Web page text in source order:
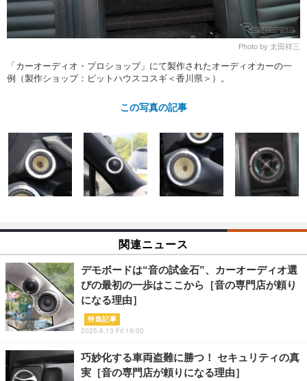
フィルム・ラッピング
ストップ 不具合修理＆粗悪修理
カーメーカー「旧車」関連プロジェ
クト
ショップ紹介
ショップレポート プロショップ検索
レストア
カーメーカー「旧車」関連プロジ
ェクト
コラム
イベント
Photo by 太田祥三
「カーオーディオ・プロショップ」にて製作されたオーディオカーの一
例（製作ショップ：ピットハウスコスギ＜香川県＞）。
この写真の記事
関連ニュース
デモボードは“音の試金石”、カーオーディオ選
びの最初の一歩はここから［音の専門店が頼り
になる理由］
特集記事
2025.6.13 Fri 19:00
巧妙化する車両盗難に勝つ！ セキュリティの真
実［音の専門店が頼りになる理由］